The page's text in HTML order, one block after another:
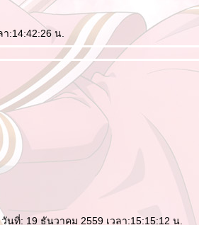
:14:42:26 น.
นที่: 19 ธันวาคม 2559 เวลา:15:15:12 น.